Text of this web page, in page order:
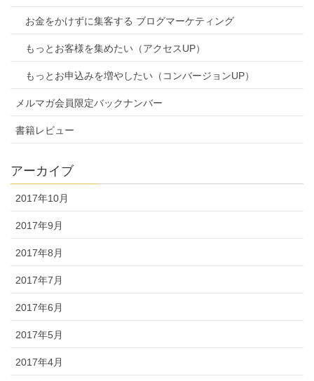
お金をかけずに集客する ブログマーケティング
もっとお客様を集めたい（アクセスUP）
もっとお申込みを増やしたい（コンバージョンUP）
メルマガ会員限定バックナンバー
書籍レビュー
アーカイブ
2017年10月
2017年9月
2017年8月
2017年7月
2017年6月
2017年5月
2017年4月